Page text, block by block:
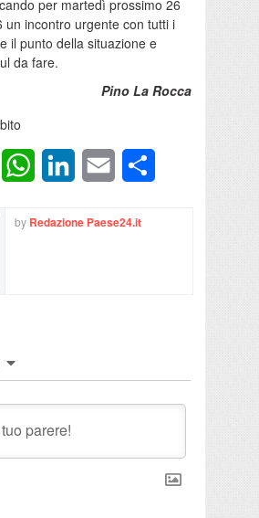
per martedì prossimo 26
un incontro urgente con tutti i
il punto della situazione e
da fare.
Pino La Rocca
Twitter WhatsAppLinkedInEmail
by Redazione Paese24.it